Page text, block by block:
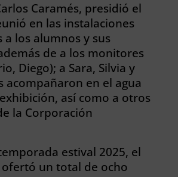
Caramés, presidió el
en las instalaciones
a los alumnos y sus
de a los monitores
Diego); a Sara, Silvia y
acompañaron en el agua
así como a otros
la Corporación
estival 2025, el
un total de ocho